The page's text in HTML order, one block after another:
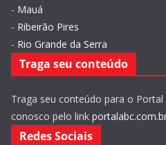
- Mauá
- Ribeirão Pires
- Rio Grande da Serra
Traga seu conteúdo
Traga seu conteúdo para o
conosco pelo link
Redes Sociais